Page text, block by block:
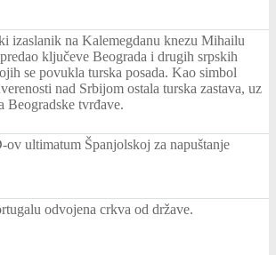
izaslanik na Kalemegdanu knezu Mihailu
ključeve Beograda i drugih srpskih
se povukla turska posada. Kao simbol
nad Srbijom ostala turska zastava, uz
Beogradske tvrđave.
ov ultimatum Španjolskoj za napuštanje
odvojena crkva od države.